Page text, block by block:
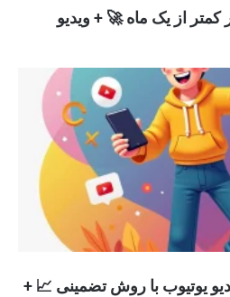
یوتیوب با روش تضمینی 📈 +